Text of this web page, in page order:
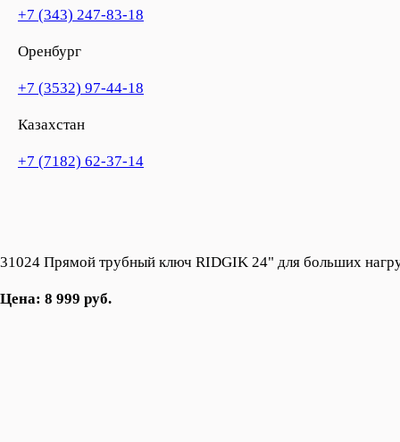
+7 (343) 247-83-18
Оренбург
+7 (3532) 97-44-18
Казахстан
+7 (7182) 62-37-14
31024 Прямой трубный ключ RIDGIK 24" для больших
Цена: 8 999 руб.